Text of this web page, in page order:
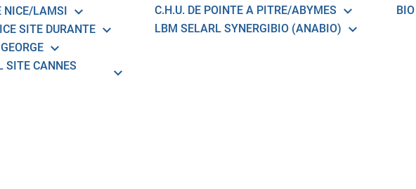
NICE/LAMSI
SITE DURANTE
SITE CANNES
C.H.U. DE POINTE A PITRE/ABYMES
LBM SELARL SYNERGIBIO (ANABIO)